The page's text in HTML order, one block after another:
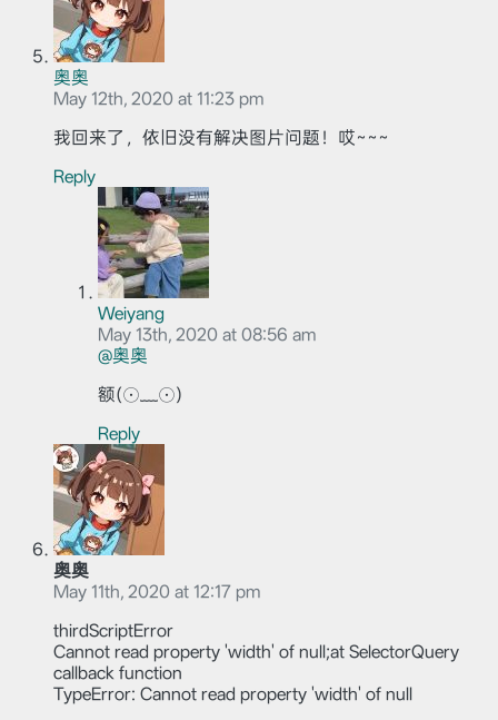
奥奥
May 12th, 2020 at 11:23 pm
我回来了，依旧没有解决图片问题！哎~~~
Reply
Weiyang
May 13th, 2020 at 08:56 am
@奥奥
额(⊙﹏⊙)
Reply
奥奥
May 11th, 2020 at 12:17 pm
thirdScriptError
Cannot read property 'width' of null;at SelectorQuery
callback function
TypeError: Cannot read property 'width' of null